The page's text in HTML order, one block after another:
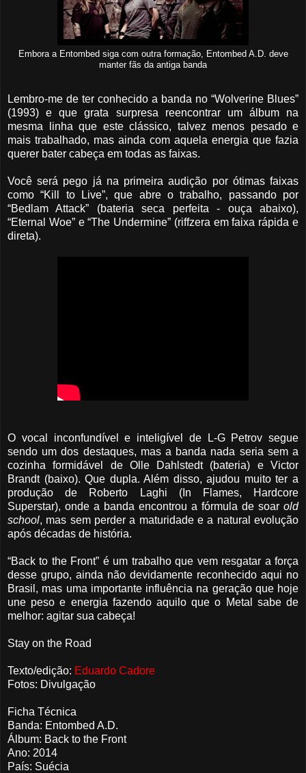
Embora a Entombed siga com outra formação, Entombed A.D. deve
manter fãs da antiga banda
Lembro-me de ter conhecido a banda no “Wolverine Blues”
(1993) e que grata surpresa reencontrar um álbum na
mesma linha que este clássico, talvez menos pesado e
mais trabalhado, mas ainda com aquela energia que fazia
querer bater cabeça em todas as faixas.
Você será pego já na primeira audição por ótimas faixas
como “Kill to Live”, que abre o trabalho, passando por
“Bedlam Attack” (bateria seca perfeita - ouça abaixo),
“Eternal Woe” e “The Undermine” (riffzera em faixa rápida e
direta).
O vocal inconfundível e inteligível de L-G Petrov segue
sendo um dos destaques, mas a banda nada seria sem a
cozinha formidável de Olle Dahlstedt (bateria) e Victor
Brandt (baixo). Que dupla. Além disso, ajudou muito ter a
produção de Roberto Laghi (In Flames, Hardcore
Superstar), onde a banda encontrou a fórmula de soar old
school, mas sem perder a maturidade e a natural evolução
após décadas de história.
“Back to the Front” é um trabalho que vem resgatar a força
desse grupo, ainda não devidamente reconhecido aqui no
Brasil, mas uma importante influência na geração que hoje
une peso e energia fazendo aquilo que o Metal sabe de
melhor: agitar sua cabeça!
Stay on the Road
Texto/edição: Eduardo Cadore
Fotos: Divulgação
Ficha Técnica
Banda: Entombed A.D.
Álbum: Back to the Front
Ano: 2014
País: Suécia